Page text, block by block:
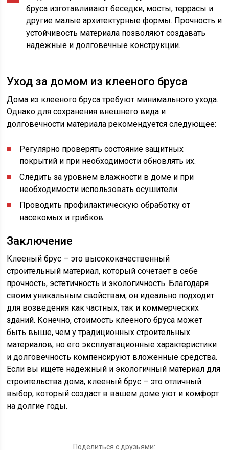
бруса изготавливают беседки, мосты, террасы и
другие малые архитектурные формы. Прочность и
устойчивость материала позволяют создавать
надежные и долговечные конструкции.
Уход за домом из клееного бруса
Дома из клееного бруса требуют минимального ухода.
Однако для сохранения внешнего вида и
долговечности материала рекомендуется следующее:
Регулярно проверять состояние защитных
покрытий и при необходимости обновлять их.
Следить за уровнем влажности в доме и при
необходимости использовать осушители.
Проводить профилактическую обработку от
насекомых и грибков.
Заключение
Клееный брус – это высококачественный
строительный материал, который сочетает в себе
прочность, эстетичность и экологичность. Благодаря
своим уникальным свойствам, он идеально подходит
для возведения как частных, так и коммерческих
зданий. Конечно, стоимость клееного бруса может
быть выше, чем у традиционных строительных
материалов, но его эксплуатационные характеристики
и долговечность компенсируют вложенные средства.
Если вы ищете надежный и экологичный материал для
строительства дома, клееный брус – это отличный
выбор, который создаст в вашем доме уют и комфорт
на долгие годы.
Поделиться с друзьями: